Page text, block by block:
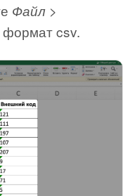
Файл >
csv.